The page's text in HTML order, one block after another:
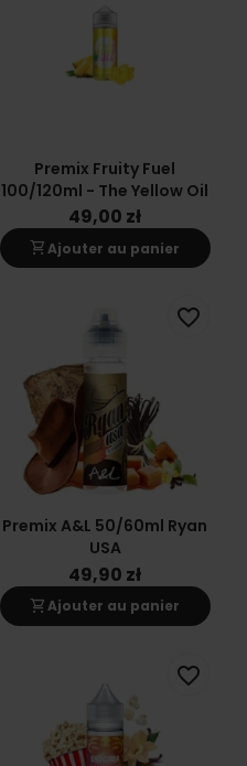
Premix Fruity Fuel
100/120ml - The Yellow Oil
49,00 zł
shopping_cartAjouter au panier
Premix A&L 50/60ml Ryan
USA
49,90 zł
shopping_cartAjouter au panier
favorite_border
favorite_border